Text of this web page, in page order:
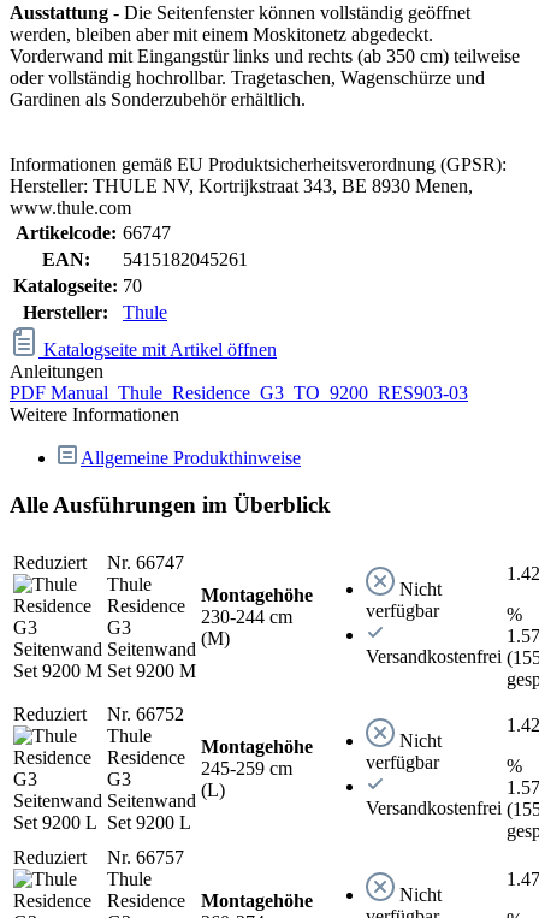
Ausstattung - Die Seitenfenster können vollständig geöffnet
werden, bleiben aber mit einem Moskitonetz abgedeckt.
Vorderwand mit Eingangstür links und rechts (ab 350 cm) teilweise
oder vollständig hochrollbar. Tragetaschen, Wagenschürze und
Gardinen als Sonderzubehör erhältlich.
Informationen gemäß EU Produktsicherheitsverordnung (GPSR):
Hersteller: THULE NV, Kortrijkstraat 343, BE 8930 Menen,
www.thule.com
Artikelcode: 66747
EAN:
5415182045261
Katalogseite: 70
Hersteller:
Thule
Katalogseite mit Artikel öffnen
Anleitungen
PDF Manual_Thule_Residence_G3_TO_9200_RES903-03
Weitere Informationen
Allgemeine Produkthinweise
Alle Ausführungen im Überblick
Reduziert
Nr. 66747
Thule
Residence
G3
Seitenwand
Set 9200 M
Montagehöhe
230-244 cm
(M)
Nicht
verfügbar
Versandkostenfrei
%
Reduziert
Nr. 66752
Thule
Residence
G3
Seitenwand
Set 9200 L
Montagehöhe
245-259 cm
(L)
Nicht
verfügbar
Versandkostenfrei
%
Reduziert
Nr. 66757
Thule
Residence
Montagehöhe
Nicht